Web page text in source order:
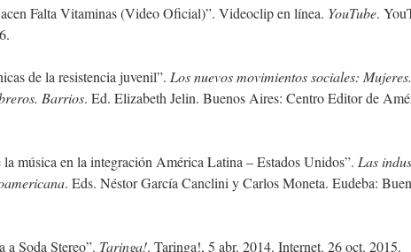
Falta Vitaminas (Video Oficial)”. Videoclip en línea. YouTube.
de la resistencia juvenil”. Los nuevos movimientos sociales:
Barrios. Ed. Elizabeth Jelin. Buenos Aires: Centro Editor de
música en la integración América Latina – Estados Unidos”. Las
. Eds. Néstor García Canclini y Carlos Moneta. Eudeba:
a Soda Stereo”. Taringa!. Taringa!, 5 abr. 2014. Internet. 26 oct. 2015.